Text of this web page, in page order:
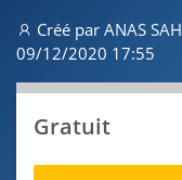
Créé par ANAS
09/12/2020 17:55
Gratuit